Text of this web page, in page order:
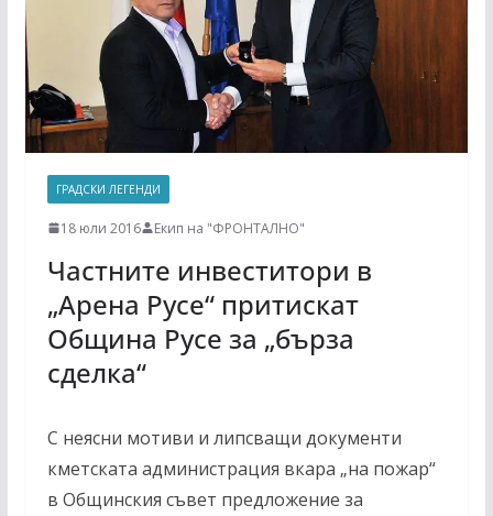
ГРАДСКИ ЛЕГЕНДИ
18 юли 2016 Екип на "ФРОНТАЛНО"
Частните инвеститори в
„Арена Русе“ притискат
Община Русе за „бърза
сделка“
С неясни мотиви и липсващи документи
кметската администрация вкара „на пожар“
в Общинския съвет предложение за